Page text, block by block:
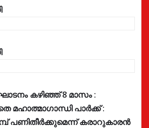
കഴിഞ്ഞ് 8 മാസം :
മഹാത്മാഗാന്ധി പാർക്ക് :
പണിതീർക്കുമെന്ന് കരാറുകാരൻ